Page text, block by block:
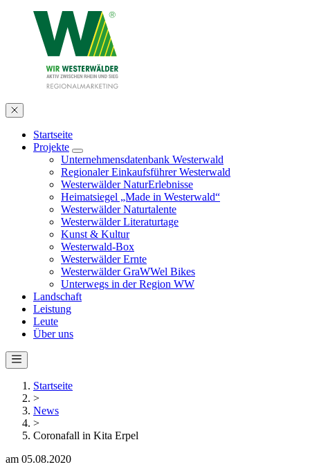
Startseite
Projekte
Unternehmensdatenbank Westerwald
Regionaler Einkaufsführer Westerwald
Westerwälder NaturErlebnisse
Heimatsiegel „Made in Westerwald“
Westerwälder Naturtalente
Westerwälder Literaturtage
Kunst & Kultur
Westerwald-Box
Westerwälder Ernte
Westerwälder GraWWel Bikes
Unterwegs in der Region WW
Landschaft
Leistung
Leute
Über uns
Startseite
>
News
>
Coronafall in Kita Erpel
am 05.08.2020